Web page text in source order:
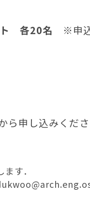
ト 各20名 ※申
ら申し込みくださ
す．